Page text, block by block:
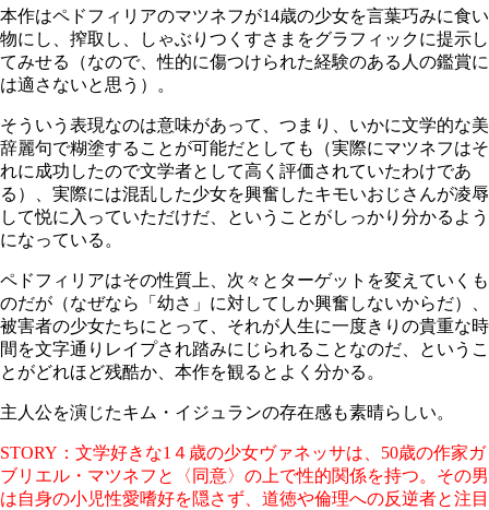
本作はペドフィリアのマツネフが14歳の少女を言葉巧みに食い
物にし、搾取し、しゃぶりつくすさまをグラフィックに提示し
てみせる（なので、性的に傷つけられた経験のある人の鑑賞に
は適さないと思う）。
そういう表現なのは意味があって、つまり、いかに文学的な美
辞麗句で糊塗することが可能だとしても（実際にマツネフはそ
れに成功したので文学者として高く評価されていたわけであ
る）、実際には混乱した少女を興奮したキモいおじさんが凌辱
して悦に入っていただけだ、ということがしっかり分かるよう
になっている。
ペドフィリアはその性質上、次々とターゲットを変えていくも
のだが（なぜなら「幼さ」に対してしか興奮しないからだ）、
被害者の少女たちにとって、それが人生に一度きりの貴重な時
間を文字通りレイプされ踏みにじられることなのだ、というこ
とがどれほど残酷か、本作を観るとよく分かる。
主人公を演じたキム・イジュランの存在感も素晴らしい。
STORY：文学好きな1４歳の少女ヴァネッサは、50歳の作家ガ
ブリエル・マツネフと〈同意〉の上で性的関係を持つ。その男
は自身の小児性愛嗜好を隠さず、道徳や倫理への反逆者と注目